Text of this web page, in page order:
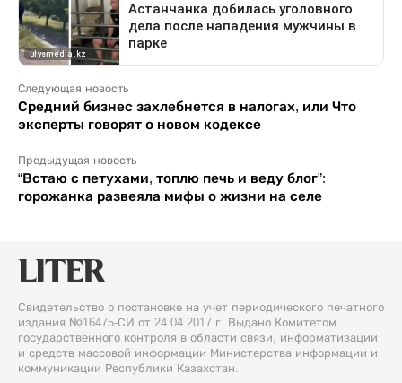
Следующая новость
Средний бизнес захлебнется в налогах, или Что
эксперты говорят о новом кодексе
Предыдущая новость
“Встаю с петухами, топлю печь и веду блог”:
горожанка развеяла мифы о жизни на селе
Свидетельство о постановке на учет периодического печатного
издания №16475-СИ от 24.04.2017 г. Выдано Комитетом
государственного контроля в области связи, информатизации
и средств массовой информации Министерства информации и
коммуникации Республики Казахстан.